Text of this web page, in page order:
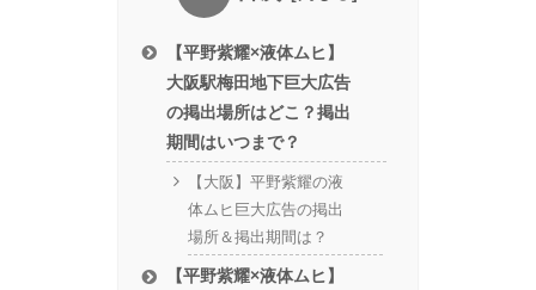
【平野紫耀×液体ムヒ】
大阪駅梅田地下巨大広告
の掲出場所はどこ？掲出
期間はいつまで？
【大阪】平野紫耀の液
体ムヒ巨大広告の掲出
場所＆掲出期間は？
【平野紫耀×液体ムヒ】